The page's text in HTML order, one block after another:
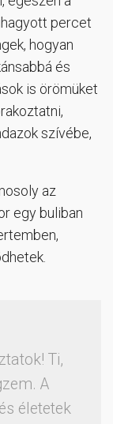
percet
hogyan
és
is örömüket
szívébe,
az
egy buliban
Ti,
A
életetek